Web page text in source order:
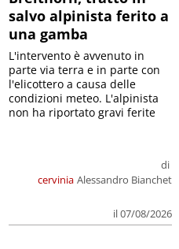
salvo alpinista ferito a
una gamba
cervinia
di
Alessandro Bianchet
il 07/08/2026
L'intervento è avvenuto in
parte via terra e in parte con
l'elicottero a causa delle
condizioni meteo. L'alpinista
non ha riportato gravi ferite